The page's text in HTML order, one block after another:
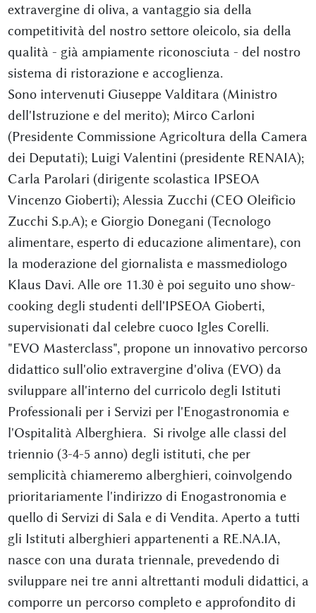
extravergine di oliva, a vantaggio sia della
competitività del nostro settore oleicolo, sia della
qualità - già ampiamente riconosciuta - del nostro
sistema di ristorazione e accoglienza.
Sono intervenuti Giuseppe Valditara (Ministro
dell'Istruzione e del merito); Mirco Carloni
(Presidente Commissione Agricoltura della Camera
dei Deputati); Luigi Valentini (presidente RENAIA);
Carla Parolari (dirigente scolastica IPSEOA
Vincenzo Gioberti); Alessia Zucchi (CEO Oleificio
Zucchi S.p.A); e Giorgio Donegani (Tecnologo
alimentare, esperto di educazione alimentare), con
la moderazione del giornalista e massmediologo
Klaus Davi. Alle ore 11.30 è poi seguito uno show-
cooking degli studenti dell'IPSEOA Gioberti,
supervisionati dal celebre cuoco Igles Corelli.
"EVO Masterclass", propone un innovativo percorso
didattico sull'olio extravergine d'oliva (EVO) da
sviluppare all'interno del curricolo degli Istituti
Professionali per i Servizi per l'Enogastronomia e
l'Ospitalità Alberghiera. Si rivolge alle classi del
triennio (3-4-5 anno) degli istituti, che per
semplicità chiameremo alberghieri, coinvolgendo
prioritariamente l'indirizzo di Enogastronomia e
quello di Servizi di Sala e di Vendita. Aperto a tutti
gli Istituti alberghieri appartenenti a RE.NA.IA,
nasce con una durata triennale, prevedendo di
sviluppare nei tre anni altrettanti moduli didattici, a
comporre un percorso completo e approfondito di